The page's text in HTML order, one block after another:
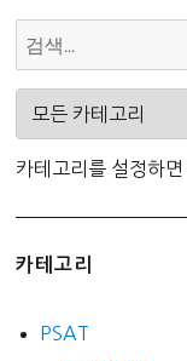
카테고리를 설정하
카테고리
PSAT